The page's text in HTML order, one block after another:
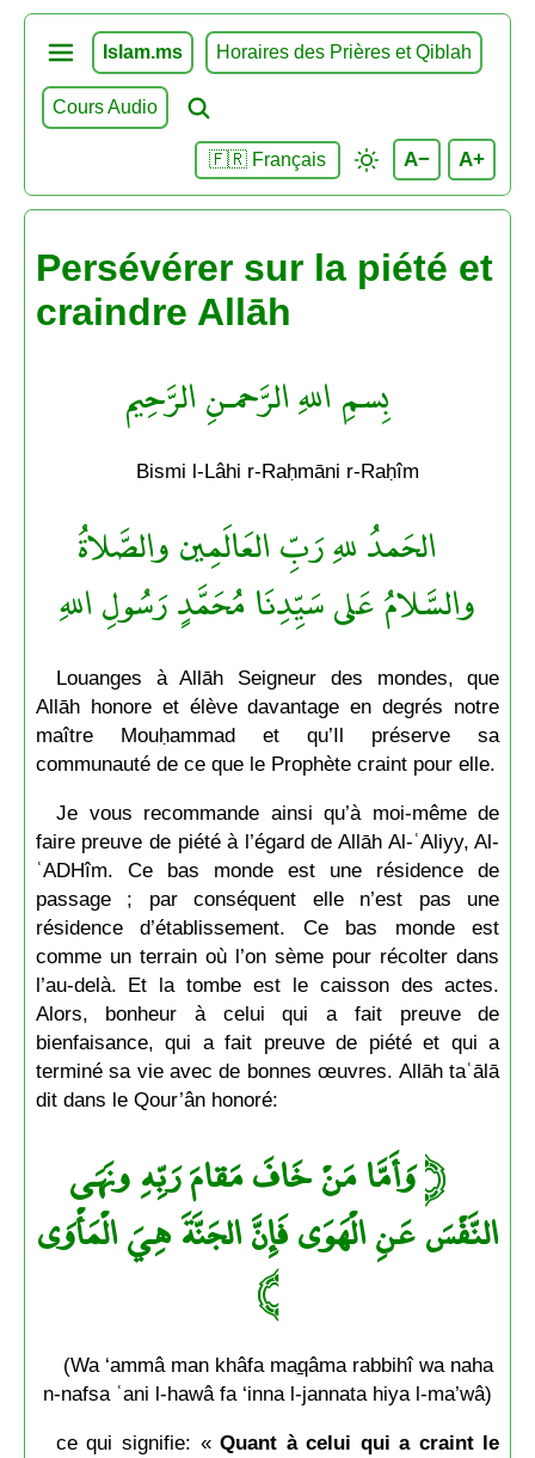
Islam.ms Horaires des Prières et Qiblah
Cours Audio
🇫🇷 Français A− A+
Persévérer sur la piété et
craindre Allāh
بِسمِ اللهِ الرَّحمـنِ الرَّحِيم
Bismi l-Lâhi r-Raḥmāni r-Raḥîm
الحَمدُ للهِ رَبِّ العَالَمِين والصَّلاةُ
والسَّلامُ عَلى سَيِّدِنَا مُحَمَّدٍ رَسُولِ اللهِ
Louanges à Allāh Seigneur des mondes, que
Allāh honore et élève davantage en degrés notre
maître Mouḥammad et qu’Il préserve sa
communauté de ce que le Prophète craint pour elle.
Je vous recommande ainsi qu’à moi-même de
faire preuve de piété à l’égard de Allāh Al-ʿAliyy, Al-
ʿADHîm. Ce bas monde est une résidence de
passage ; par conséquent elle n’est pas une
résidence d’établissement. Ce bas monde est
comme un terrain où l’on sème pour récolter dans
l’au-delà. Et la tombe est le caisson des actes.
Alors, bonheur à celui qui a fait preuve de
bienfaisance, qui a fait preuve de piété et qui a
terminé sa vie avec de bonnes œuvres. Allāh taʿālā
dit dans le Qour’ân honoré:
﴿وَأَمَّا مَنْ خَافَ مَقامَ رَبِّهِ ونَهَى
النَّفْسَ عَنِ الْهَوَى فَإِنَّ الجَنَّةَ هِيَ الْمَأْوَى
﴾
(Wa ‘ammâ man khâfa maqâma rabbihî wa naha
n-nafsa ʿani l-hawâ fa ‘inna l-jannata hiya l-ma’wâ)
ce qui signifie: « Quant à celui qui a craint le